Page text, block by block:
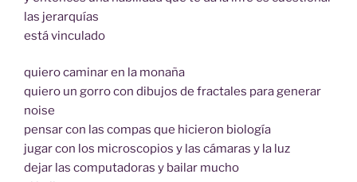
las jerarquías
está vinculado
quiero caminar en la monaña
quiero un gorro con dibujos de fractales para generar
noise
pensar con las compas que hicieron biología
jugar con los microscopios y las cámaras y la luz
dejar las computadoras y bailar mucho